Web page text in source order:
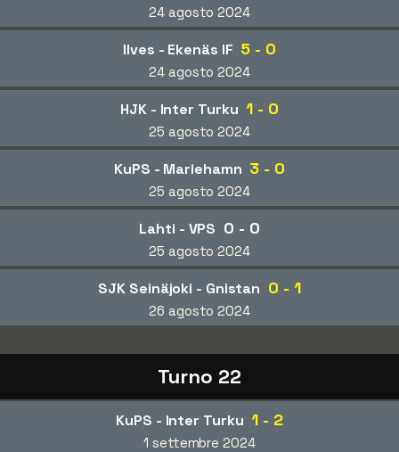
24 agosto 2024
Ilves - Ekenäs IF 5 - 0
24 agosto 2024
HJK - Inter Turku 1 - 0
25 agosto 2024
KuPS - Mariehamn 3 - 0
25 agosto 2024
Lahti - VPS 0 - 0
25 agosto 2024
SJK Seinäjoki - Gnistan 0 - 1
26 agosto 2024
Turno 22
KuPS - Inter Turku 1 - 2
1 settembre 2024